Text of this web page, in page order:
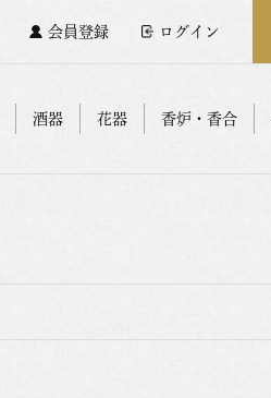
会員登録 ログイン
酒器 花器 香炉・香合